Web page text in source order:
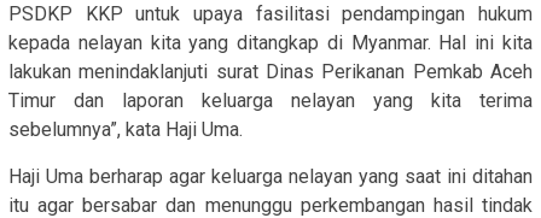
PSDKP KKP untuk upaya fasilitasi pendampingan hukum
kepada nelayan kita yang ditangkap di Myanmar. Hal ini kita
lakukan menindaklanjuti surat Dinas Perikanan Pemkab Aceh
Timur dan laporan keluarga nelayan yang kita terima
sebelumnya”, kata Haji Uma.
Haji Uma berharap agar keluarga nelayan yang saat ini ditahan
itu agar bersabar dan menunggu perkembangan hasil tindak